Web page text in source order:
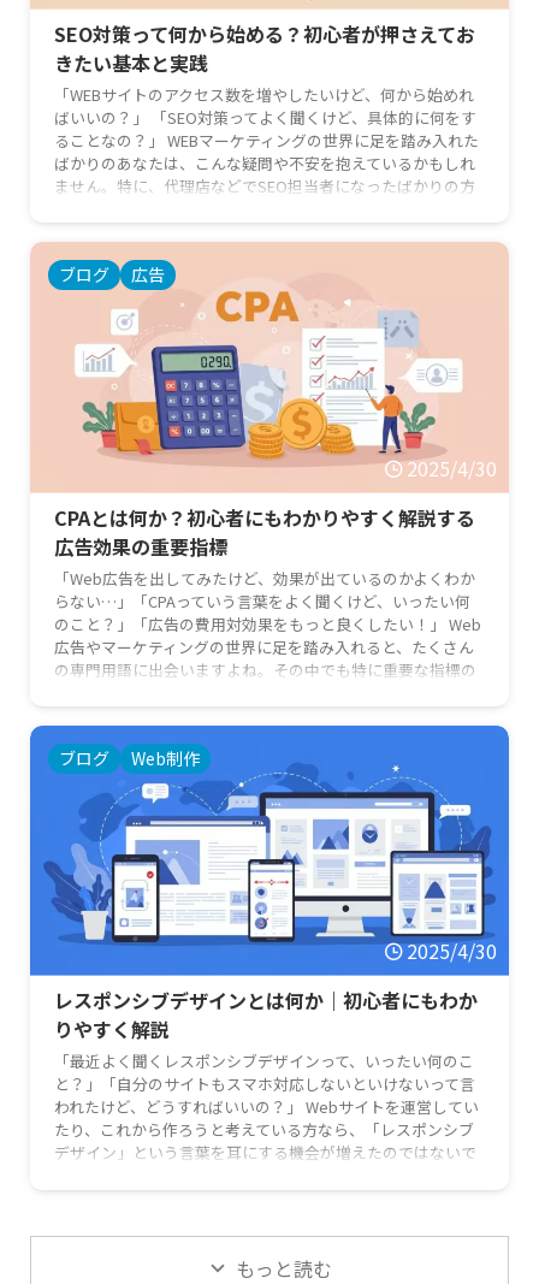
SEO対策って何から始める？初心者が押さえてお
きたい基本と実践
「WEBサイトのアクセス数を増やしたいけど、何から始めれ
ばいいの？」 「SEO対策ってよく聞くけど、具体的に何をす
ることなの？」 WEBマーケティングの世界に足を踏み入れた
ばかりのあなたは、こんな疑問や不安を抱えているかもしれ
ません。特に、代理店などでSEO担当者になったばかりの方
策の基本から、初心者の方がすぐに実践できる具体的なステ
ブログ 広告
2025/4/30
CPAとは何か？初心者にもわかりやすく解説する
広告効果の重要指標
「Web広告を出してみたけど、効果が出ているのかよくわか
らない…」「CPAっていう言葉をよく聞くけど、いったい何
のこと？」「広告の費用対効果をもっと良くしたい！」 Web
広告やマーケティングの世界に足を踏み入れると、たくさん
の専門用語に出会いますよね。その中でも特に重要な指標の
で、広告やマーケティングに詳しくない初心者の方にもわか
ブログ Web制作
2025/4/30
レスポンシブデザインとは何か｜初心者にもわか
りやすく解説
「最近よく聞くレスポンシブデザインって、いったい何のこ
と？」「自分のサイトもスマホ対応しないといけないって言
われたけど、どうすればいいの？」 Webサイトを運営してい
たり、これから作ろうと考えている方なら、「レスポンシブ
デザイン」という言葉を耳にする機会が増えたのではないで
ォン。通勤中にニュースをチェックしたり、お店の情報を調
したよね。 この記事では、そんな時代の必須スキルとも言え
もっと読む